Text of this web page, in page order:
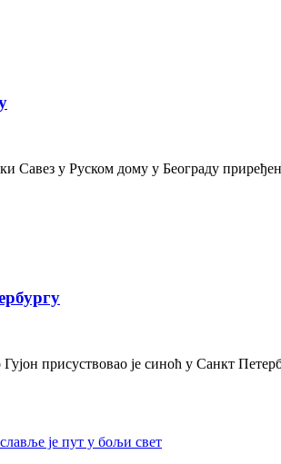
у Руском дому у Београду приређен
присуствовао је синоћ у Санкт
је пут у бољи свет